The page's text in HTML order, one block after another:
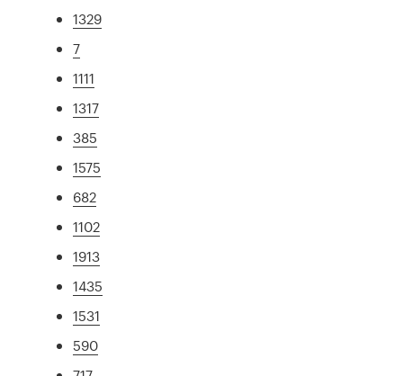
1329
7
1111
1317
385
1575
682
1102
1913
1435
1531
590